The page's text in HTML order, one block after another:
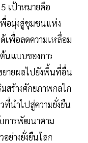
เป้าหมายคือ
อมุ่งสู่ชุมชนแห่ง
ด้เพื่อลดความเหลื่อม
นแบบของการ
ยายผลไปยังพื้นที่อื่น
สร้างศักยภาพกลไก
ที่นำไปสู่ความยั่งยืน
การพัฒนาตาม
ย่างยั่งยืนโลก